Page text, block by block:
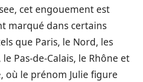
cet engouement est
marqué dans certains
que Paris, le Nord, les
Pas-de-Calais, le Rhône et
où le prénom Julie figure